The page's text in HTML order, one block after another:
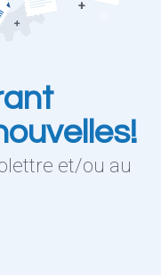
et/ou au